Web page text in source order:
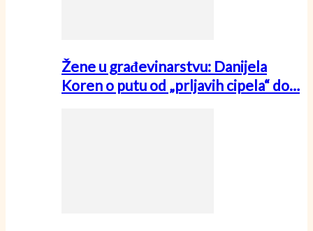
Žene u građevinarstvu: Danijela
Koren o putu od „prljavih cipela“ do…